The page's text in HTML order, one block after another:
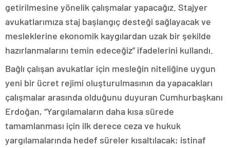
getirilmesine yönelik çalışmalar yapacağız. Stajyer
avukatlarımıza staj başlangıç desteği sağlayacak ve
mesleklerine ekonomik kaygılardan uzak bir şekilde
hazırlanmalarını temin edeceğiz” ifadelerini kullandı.
Bağlı çalışan avukatlar için mesleğin niteliğine uygun
yeni bir ücret rejimi oluşturulmasının da yapacakları
çalışmalar arasında olduğunu duyuran Cumhurbaşkanı
Erdoğan, “Yargılamaların daha kısa sürede
tamamlanması için ilk derece ceza ve hukuk
yargılamalarında hedef süreler kısaltılacak; istinaf